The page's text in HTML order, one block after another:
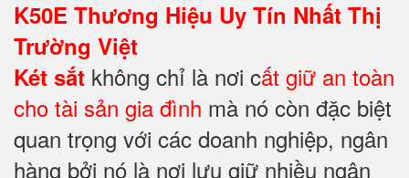
K50E Thương Hiệu Uy Tín Nhất Thị
Trường Việt
Két sắt không chỉ là nơi cất giữ an toàn
cho tài sản gia đình mà nó còn đặc biệt
quan trọng với các doanh nghiệp, ngân
hàng bởi nó là nơi lưu giữ nhiều ngân